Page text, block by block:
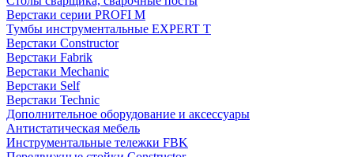
Верстаки серии PROFI M
Тумбы инструментальные EXPERT T
Верстаки Constructor
Верстаки Fabrik
Верстаки Mechanic
Верстаки Self
Верстаки Technic
Дополнительное оборудование и аксессуары
Антистатическая мебель
Инструментальные тележки FBK